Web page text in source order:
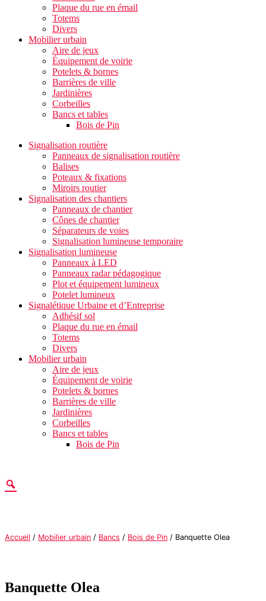
Plaque du rue en émail
Totems
Divers
Mobilier urbain
Aire de jeux
Équipement de voirie
Potelets & bornes
Barrières de ville
Jardinières
Corbeilles
Bancs et tables
Bois de Pin
Signalisation routière
Panneaux de signalisation routière
Balises
Poteaux & fixations
Miroirs routier
Signalisation des chantiers
Panneaux de chantier
Cônes de chantier
Séparateurs de voies
Signalisation lumineuse temporaire
Signalisation lumineuse
Panneaux à LED
Panneaux radar pédagogique
Plot et équipement lumineux
Potelet lumineux
Signalétique Urbaine et d’Entreprise
Adhésif sol
Plaque du rue en émail
Totems
Divers
Mobilier urbain
Aire de jeux
Équipement de voirie
Potelets & bornes
Barrières de ville
Jardinières
Corbeilles
Bancs et tables
Bois de Pin
Accueil / Mobilier urbain / Bancs / Bois de Pin / Banquette Olea
Banquette Olea